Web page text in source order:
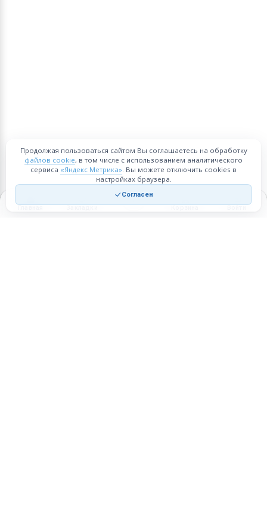
Главная Закладки Корзина Войти
Продолжая пользоваться сайтом Вы соглашаетесь на обработку
файлов cookie, в том числе с использованием аналитического
сервиса «Яндекс Метрика». Вы можете отключить cookies в
настройках браузера.
Согласен